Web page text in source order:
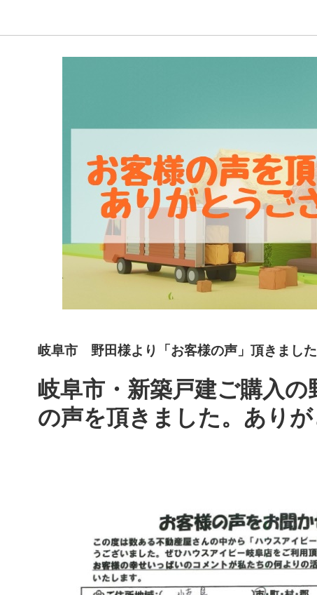
岐阜市 野田様より「お客様の声」頂きました
岐阜市・新築戸建ご購入
の声を頂きました。ありが